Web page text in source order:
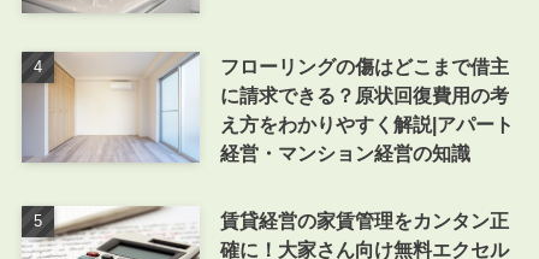
フローリングの傷はどこまで借主
に請求できる？原状回復費用の考
え方をわかりやすく解説|アパート
経営・マンション経営の知識
賃貸経営の家賃管理をカンタン正
確に！大家さん向け無料エクセル